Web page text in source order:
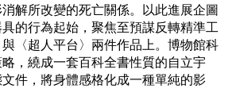
解所改變的死亡關係。以此進展企圖
的行為起始，聚焦至預謀反轉精準工
〈超人平台〉兩件作品上。博物館科
，繞成一套百科全書性質的自立宇
件，將身體感格化成一種單純的影